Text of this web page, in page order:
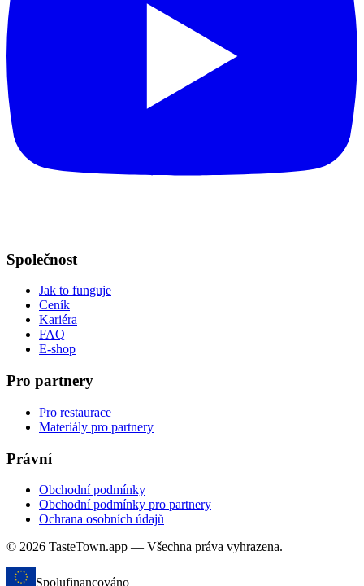
Společnost
Jak to funguje
Ceník
Kariéra
FAQ
E-shop
Pro partnery
Pro restaurace
Materiály pro partnery
Právní
Obchodní podmínky
Obchodní podmínky pro partnery
Ochrana osobních údajů
© 2026 TasteTown.app — Všechna práva vyhrazena.
Spolufinancováno